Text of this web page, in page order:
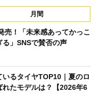
月間
売！「未来感あってかっこ
」SNSで賛否の声
いるタイヤTOP10｜夏のロ
れたモデルは？【2026年6